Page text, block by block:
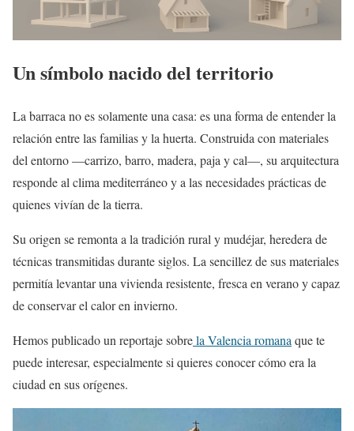
Un símbolo nacido del territorio
La barraca no es solamente una casa: es una forma de entender la
relación entre las familias y la huerta. Construida con materiales
del entorno —carrizo, barro, madera, paja y cal—, su arquitectura
responde al clima mediterráneo y a las necesidades prácticas de
quienes vivían de la tierra.
Su origen se remonta a la tradición rural y mudéjar, heredera de
técnicas transmitidas durante siglos. La sencillez de sus materiales
permitía levantar una vivienda resistente, fresca en verano y capaz
de conservar el calor en invierno.
Hemos publicado un reportaje sobrela Valencia romana que te
puede interesar, especialmente si quieres conocer cómo era la
ciudad en sus orígenes.